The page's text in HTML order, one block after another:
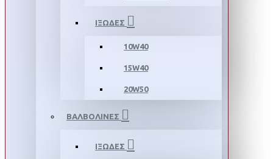
ΙΞΩΔΕΣ
10W40
15W40
20W50
ΒΑΛΒΟΛΙΝΕΣ
ΙΞΩΔΕΣ